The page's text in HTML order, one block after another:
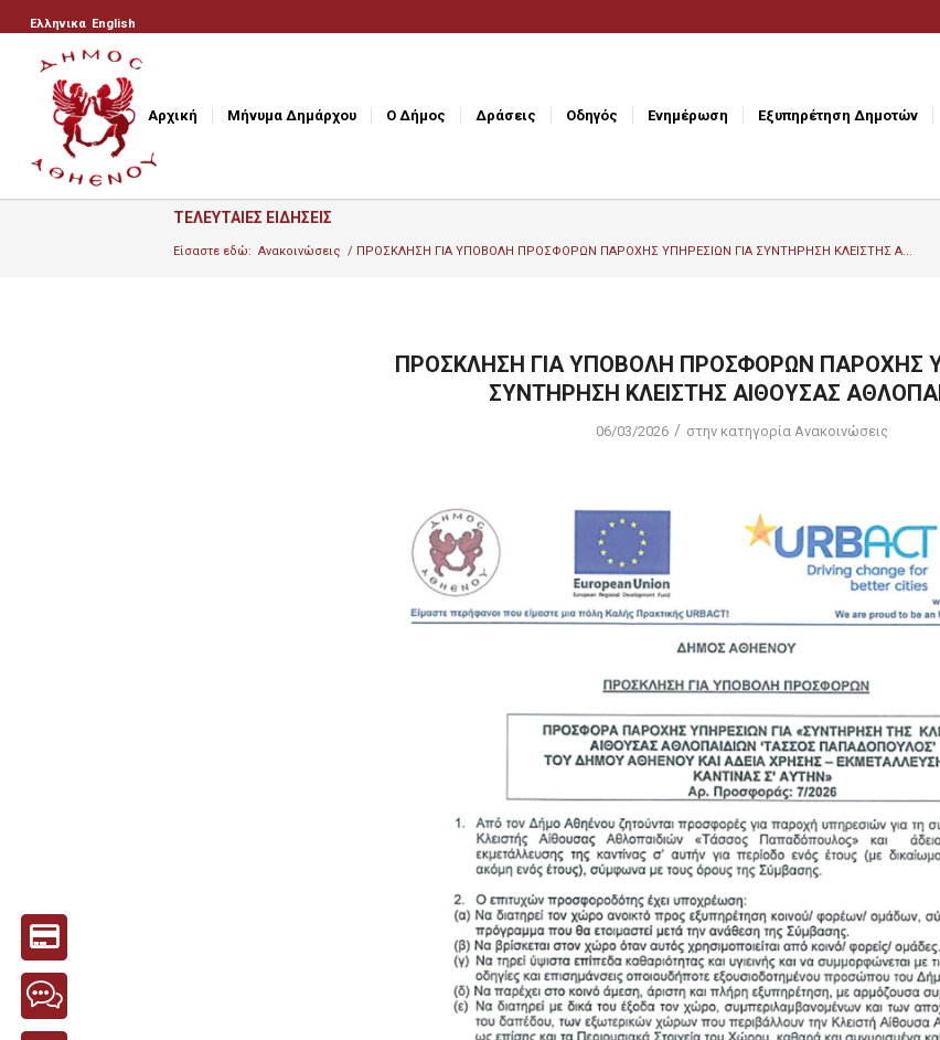
Ελληνικα English
Αρχική Μήνυμα Δημάρχου Ο Δήμος Δράσεις Οδηγός Ενημέρωση Εξυπηρέτηση Δημοτών
ΤΕΛΕΥΤΑΙΕΣ ΕΙΔΗΣΕΙΣ
Είσαστε εδώ: Ανακοινώσεις / ΠΡΟΣΚΛΗΣΗ ΓΙΑ ΥΠΟΒΟΛΗ ΠΡΟΣΦΟΡΩΝ ΠΑΡΟΧΗΣ ΥΠΗΡΕΣΙΩΝ ΓΙΑ ΣΥΝΤΗΡΗΣΗ ΚΛΕΙΣΤΗΣ Α...
ΠΡΟΣΚΛΗΣΗ ΓΙΑ ΥΠΟΒΟΛΗ ΠΡΟΣΦΟΡΩΝ ΠΑΡΟΧΗΣ
ΣΥΝΤΗΡΗΣΗ ΚΛΕΙΣΤΗΣ ΑΙΘΟΥΣΑΣ
06/03/2026 / στην κατηγορία Ανακοινώσεις